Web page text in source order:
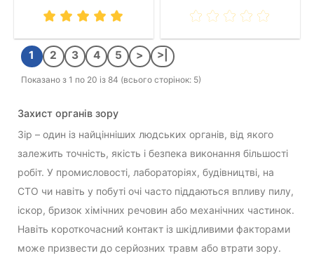
1 2 3 4 5 > >|
Показано з 1 по 20 із 84 (всього сторінок: 5)
Захист органів зору
Зір – один із найцінніших людських органів, від якого
залежить точність, якість і безпека виконання більшості
робіт. У промисловості, лабораторіях, будівництві, на
СТО чи навіть у побуті очі часто піддаються впливу пилу,
іскор, бризок хімічних речовин або механічних частинок.
Навіть короткочасний контакт із шкідливими факторами
може призвести до серйозних травм або втрати зору.